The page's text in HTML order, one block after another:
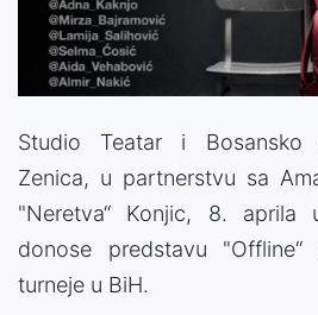
Studio Teatar i Bosansko
Zenica, u partnerstvu sa
"Neretva“ Konjic, 8.
donose predstavu
turneje u BiH.